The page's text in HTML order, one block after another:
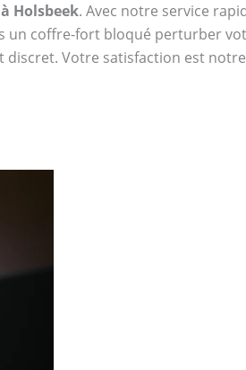
Holsbeek. Avec notre service
un coffre-fort bloqué perturber
discret. Votre satisfaction est